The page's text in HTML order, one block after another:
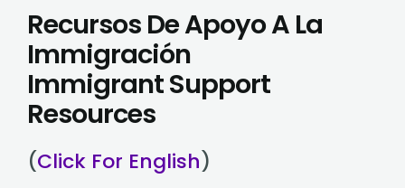
Recursos De Apoyo A La
Immigración
Immigrant Support
Resources
(Click For English)